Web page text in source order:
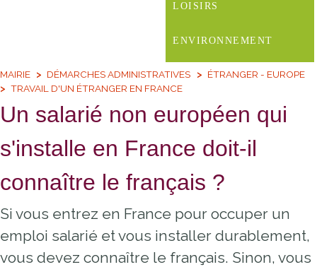
LOISIRS
ENVIRONNEMENT
MAIRIE DÉMARCHES ADMINISTRATIVES
ÉTRANGER - EUROPE
TRAVAIL D'UN ÉTRANGER EN FRANCE
Un salarié non européen qui
s'installe en France doit-il
connaître le français ?
Si vous entrez en France pour occuper un
emploi salarié et vous installer durablement,
vous devez connaître le français. Sinon, vous